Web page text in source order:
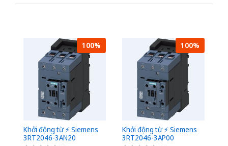
100%
Khởi động từ ⚡️ Siemens
3RT2046-3AN20
100%
Khởi động từ ⚡️ Siemens
3RT2046-3AP00